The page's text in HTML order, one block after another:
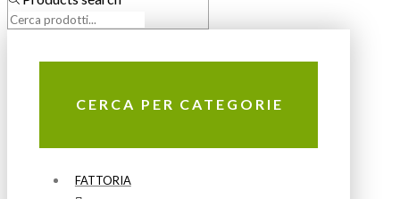
CERCA PER CATEGORIE
FATTORIA